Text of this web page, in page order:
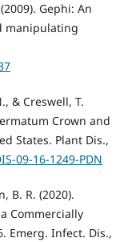
Gephi: An
manipulating
& Creswell, T.
Crown and
States. Plant Dis.,
09-16-1249-PDN
B. R. (2020).
Commercially
Emerg. Infect. Dis.,